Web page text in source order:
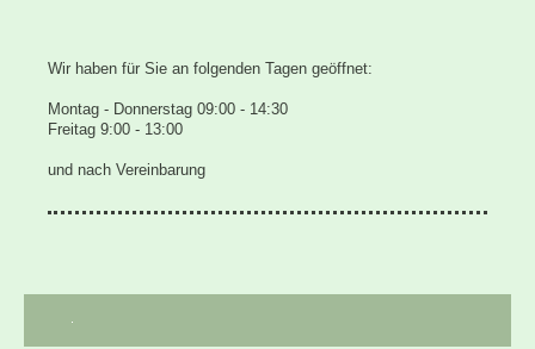
Wir haben für Sie an folgenden Tagen geöffnet:
Montag - Donnerstag 09:00 - 14:30
Freitag 9:00 - 13:00
und nach Vereinbarung